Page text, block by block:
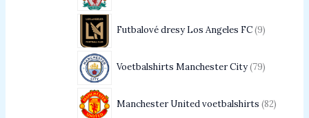
Futbalové dresy Los Angeles FC 9
Voetbalshirts Manchester City 79
Manchester United voetbalshirts 82